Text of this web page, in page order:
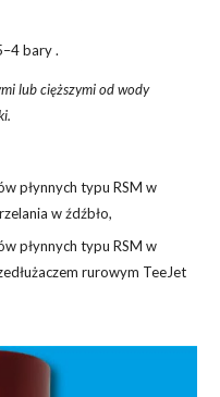
bary .
lub cięższymi od wody
płynnych typu RSM w
w źdźbło,
płynnych typu RSM w
rurowym TeeJet